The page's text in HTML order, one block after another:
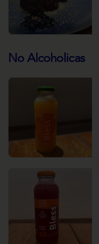
No Alcoholicas